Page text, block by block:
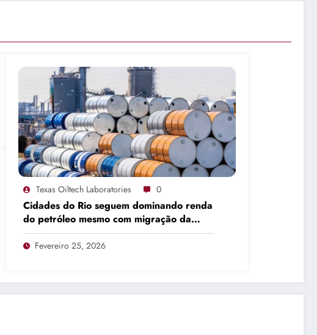
Texas Oiltech Laboratories 0
Cidades do Rio seguem dominando renda
do petróleo mesmo com migração da
produção
Fevereiro 25, 2026